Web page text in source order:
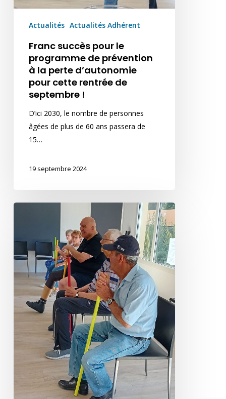
la
cette
rentrée
septembre
Actualités Actualités Adhérent
Franc succès pour le
programme de prévention
à la perte d’autonomie
pour cette rentrée de
septembre !
D’ici 2030, le nombre de personnes
âgées de plus de 60 ans passera de
15…
19 septembre 2024
la
perte
d’autonomie